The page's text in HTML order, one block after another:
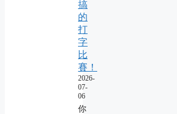
搞
的
打
字
比
賽！
2026-
07-
06
你